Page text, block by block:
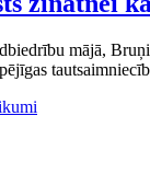
mājā,